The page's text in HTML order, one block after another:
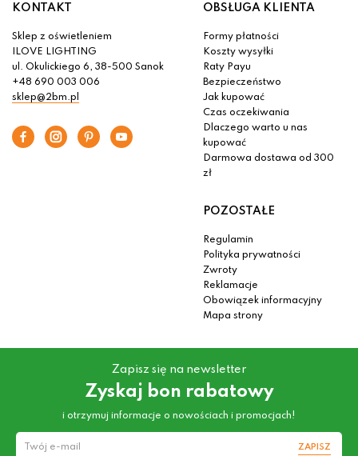
KONTAKT
Sklep z oświetleniem
ILOVE LIGHTING
ul. Okulickiego 6, 38-500 Sanok
+48 690 003 006
sklep@2bm.pl
OBSŁUGA KLIENTA
Formy płatności
Koszty wysyłki
Raty Payu
Bezpieczeństwo
Jak kupować
Czas oczekiwania
Dlaczego warto u nas
kupować
Darmowa dostawa od 300
zł
POZOSTAŁE
Regulamin
Polityka prywatności
Zwroty
Reklamacje
Obowiązek informacyjny
Mapa strony
Zapisz się na newsletter
Zyskaj bon rabatowy
i otrzymuj informacje o nowościach i promocjach!
ZAPISZ